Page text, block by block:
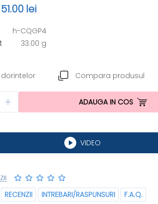
51.00 lei
h-CQGP4
33.00 g
dorintelor Compara produsul
ADAUGA IN COS
VIDEO
RECENZII INTREBARI/RASPUNSURI F.A.Q.